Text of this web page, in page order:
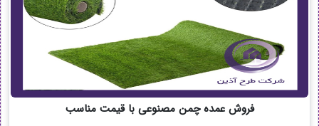
فروش عمده چمن مصنوعی با قیمت مناسب